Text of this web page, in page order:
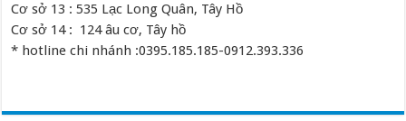
Cơ sở 13 : 535 Lạc Long Quân, Tây Hồ
Cơ sở 14 : 124 âu cơ, Tây hồ
* hotline chi nhánh :0395.185.185-0912.393.336